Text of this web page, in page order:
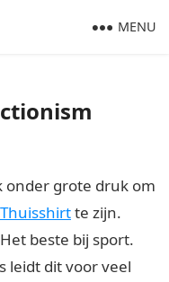
MENU
onder grote druk om
te zijn.
beste bij sport.
leidt dit voor veel